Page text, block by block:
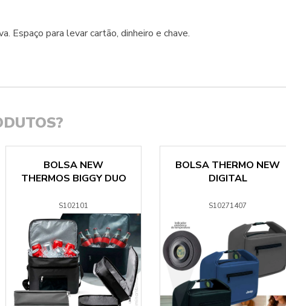
Espaço para levar cartão, dinheiro e chave.
BOLSA NEW
THERMOS BIGGY DUO
S102101
BOLSA THERMO NEW
DIGITAL
S10271407